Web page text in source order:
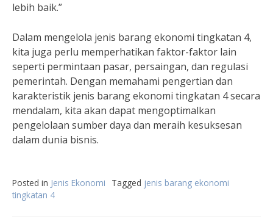
lebih baik.”
Dalam mengelola jenis barang ekonomi tingkatan 4,
kita juga perlu memperhatikan faktor-faktor lain
seperti permintaan pasar, persaingan, dan regulasi
pemerintah. Dengan memahami pengertian dan
karakteristik jenis barang ekonomi tingkatan 4 secara
mendalam, kita akan dapat mengoptimalkan
pengelolaan sumber daya dan meraih kesuksesan
dalam dunia bisnis.
Posted in Jenis Ekonomi Tagged jenis barang ekonomi
tingkatan 4